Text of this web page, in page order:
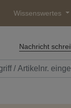
Wissenswertes
Nachricht